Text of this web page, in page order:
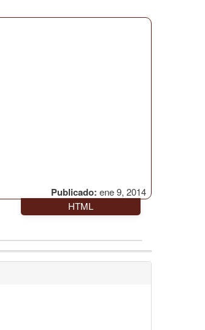
Publicado: ene 9, 2014
HTML